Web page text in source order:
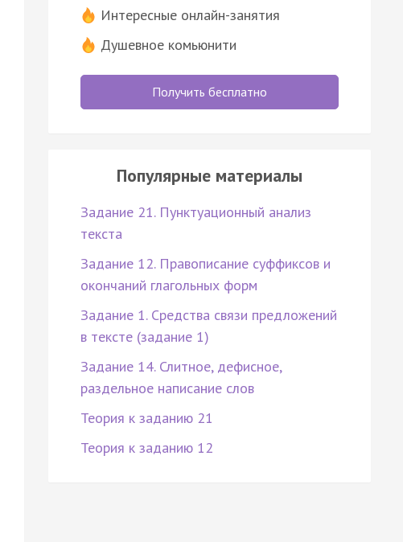
Интересные онлайн-занятия
Душевное комьюнити
Получить бесплатно
Популярные материалы
Задание 21. Пунктуационный анализ
текста
Задание 12. Правописание суффиксов и
окончаний глагольных форм
Задание 1. Средства связи предложений
в тексте (задание 1)
Задание 14. Слитное, дефисное,
раздельное написание слов
Теория к заданию 21
Теория к заданию 12